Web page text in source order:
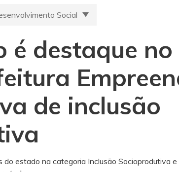
Social
é destaque
de inclusão
estado na categoria Inclusão Socioprodutiva